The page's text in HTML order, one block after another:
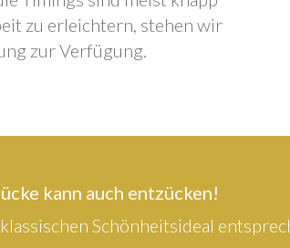
zu erleichtern, stehen wir
zur Verfügung.
kann auch entzücken!
Schönheitsideal